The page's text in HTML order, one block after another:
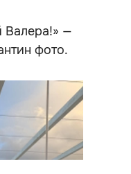
Валера!» —
фото.